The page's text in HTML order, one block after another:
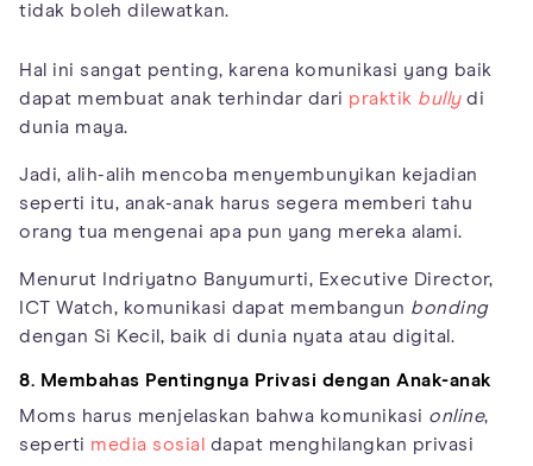
tidak boleh dilewatkan.
Hal ini sangat penting, karena komunikasi yang baik
dapat membuat anak terhindar dari praktik bullydi
dunia maya.
Jadi, alih-alih mencoba menyembunyikan kejadian
seperti itu, anak-anak harus segera memberi tahu
orang tua mengenai apa pun yang mereka alami.
Menurut Indriyatno Banyumurti, Executive Director,
ICT Watch, komunikasi dapat membangun bonding
dengan Si Kecil, baik di dunia nyata atau digital.
8. Membahas Pentingnya Privasi dengan Anak-anak
Moms harus menjelaskan bahwa komunikasi online,
seperti media sosial
dapat menghilangkan privasi